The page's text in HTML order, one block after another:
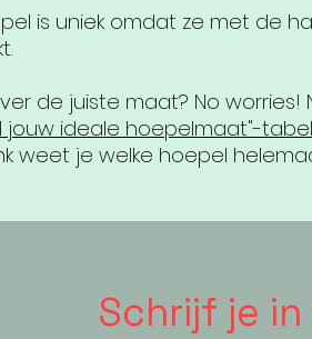
is uniek omdat ze met de
de juiste maat? No worries!
jouw ideale hoepelmaat"-tabel
weet je welke hoepel
Schrijf je